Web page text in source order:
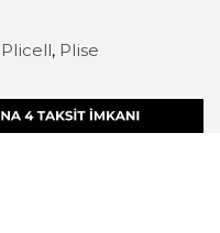
Plicell, Plise